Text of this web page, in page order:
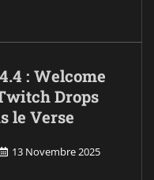
: Welcome
Drops
le Verse
13 Novembre 2025